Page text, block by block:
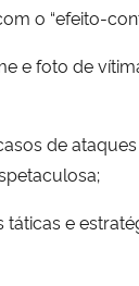
o “efeito-
e foto de
de
táticas e